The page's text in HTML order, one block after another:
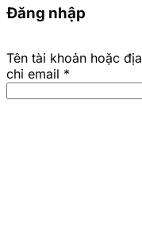
Đăng nhập
Tên tài khoản hoặc địa
chỉ email *